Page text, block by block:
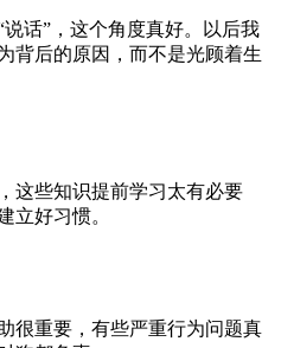
话”，这个角度真好。以后我
背后的原因，而不是光顾着生
这些知识提前学习太有必要
立好习惯。
很重要，有些严重行为问题真